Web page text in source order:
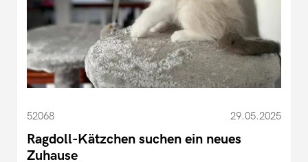
52068 29.05.2025
Ragdoll-Kätzchen suchen ein neues
Zuhause